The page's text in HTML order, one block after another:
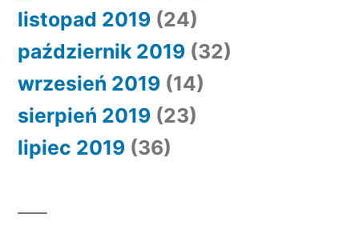
listopad 2019 (24)
październik 2019 (32)
wrzesień 2019 (14)
sierpień 2019 (23)
lipiec 2019 (36)